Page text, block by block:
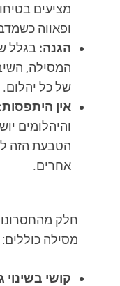
מציעים
ופאווה
הגנה: בגלל
המסילה,
של כל יהלום.
אין היתפסות:
והיהלומים
הטבעת הזה
אחרים.
חלק
מסילה כוללים:
קושי בשינוי